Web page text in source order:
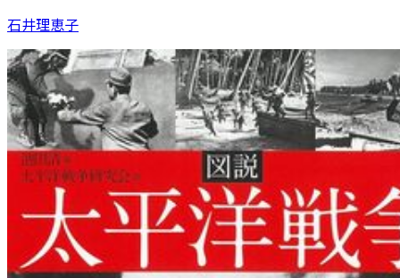
石井理恵子